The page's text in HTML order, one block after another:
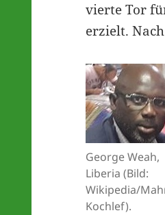
vierte Tor
erzielt.
George Weah,
Liberia (Bild:
Wikipedia/
Kochlef).